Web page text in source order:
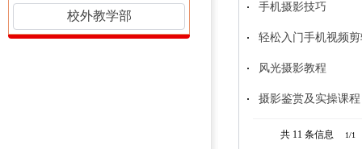
校外教学部
手机摄影技巧
轻松入门手机视频
风光摄影教程
摄影鉴赏及实操课程
共 11 条信息 1/1